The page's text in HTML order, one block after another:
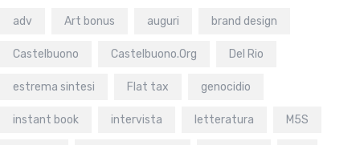
adv Art bonus auguri brand design
Castelbuono Castelbuono.Org Del Rio
estrema sintesi Flat tax genocidio
instant book intervista letteratura M5S